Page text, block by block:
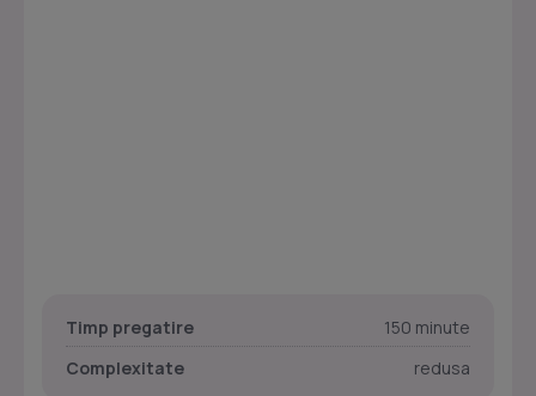
Timp pregatire
150 minute
Complexitate
redusa